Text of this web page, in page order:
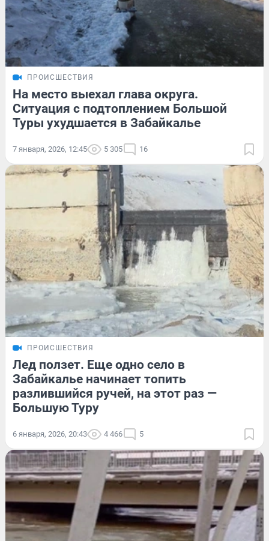
ПРОИСШЕСТВИЯ
На место выехал глава округа.
Ситуация с подтоплением Большой
Туры ухудшается в Забайкалье
7 января, 2026, 12:45 5 305 16
ПРОИСШЕСТВИЯ
Лед ползет. Еще одно село в
Забайкалье начинает топить
разлившийся ручей, на этот раз —
Большую Туру
6 января, 2026, 20:43 4 466 5